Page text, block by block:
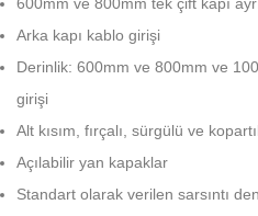
600mm ve 800mm tek çift kapı
Arka kapı kablo girişi
Derinlik: 600mm ve 800mm ve
girişi
Alt kısım, fırçalı, sürgülü ve
Açılabilir yan kapaklar
Standart olarak verilen sarsıntı